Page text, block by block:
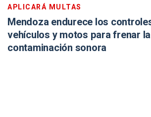
APLICARÁ MULTAS
Mendoza endurece los
vehículos y motos para frenar la
contaminación sonora